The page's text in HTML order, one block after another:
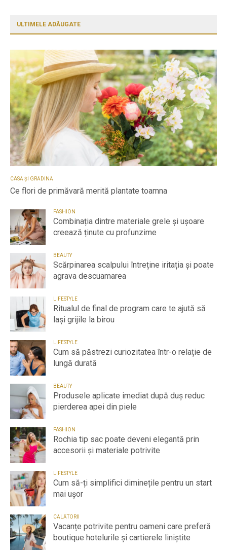
ULTIMELE ADĂUGATE
CASĂ ȘI GRĂDINĂ
Ce flori de primăvară merită plantate toamna
FASHION
Combinația dintre materiale grele și ușoare
creează ținute cu profunzime
BEAUTY
Scărpinarea scalpului întreține iritația și poate
agrava descuamarea
LIFESTYLE
Ritualul de final de program care te ajută să
lași grijile la birou
LIFESTYLE
Cum să păstrezi curiozitatea într-o relație de
lungă durată
BEAUTY
Produsele aplicate imediat după duș reduc
pierderea apei din piele
FASHION
Rochia tip sac poate deveni elegantă prin
accesorii și materiale potrivite
LIFESTYLE
Cum să-ți simplifici diminețile pentru un start
mai ușor
CĂLĂTORII
Vacanțe potrivite pentru oameni care preferă
boutique hotelurile și cartierele liniștite